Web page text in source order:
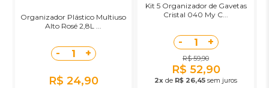
Organizador Plástico Multiuso
Alto Rosé 2,8L ...
- 1 +
R$ 24,90
Kit 5 Organizador de Gavetas
Cristal 040 My C...
- 1 +
R$ 59,90
R$ 52,90
2x de R$ 26,45 sem juros